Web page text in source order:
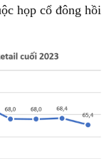
họp cổ đông hồi